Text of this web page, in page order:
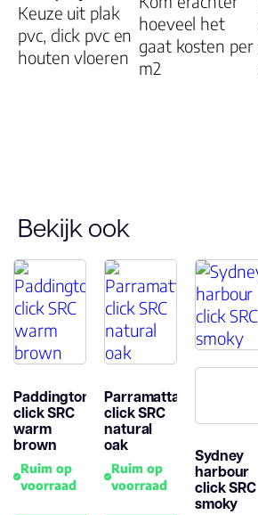
Garantie
Woongebruik
20 jaar
Rigid
Keuze uit plak
pvc, click pvc en
houten vloeren
hoeveel het
gaat kosten per
m2
Bekijk ook
Paddington
click SRC
warm
brown
Ruim op
voorraad
Parramatta
click SRC
natural
oak
Ruim op
voorraad
Sydney
harbour
click SRC
smoky